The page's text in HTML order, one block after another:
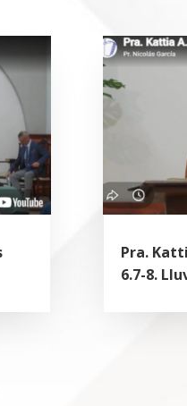
Pra.
6.7-8.